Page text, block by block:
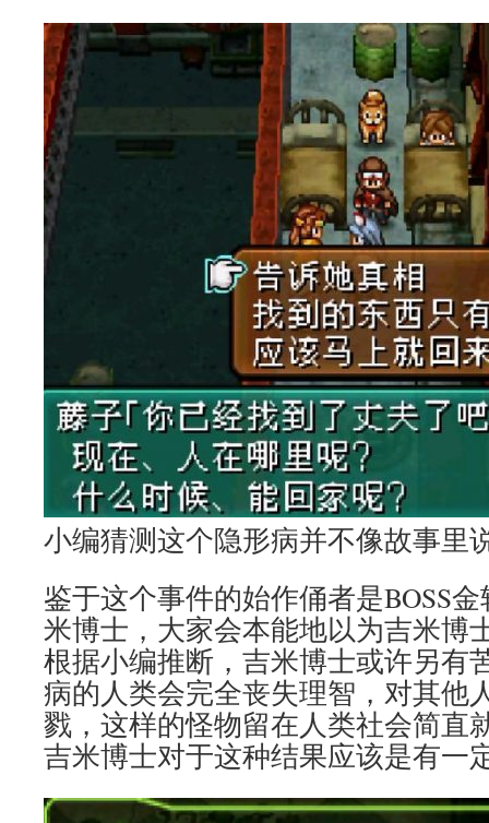
小编猜测这个隐形病并不像故事里
鉴于这个事件的始作俑者是BOSS
米博士，大家会本能地以为吉米博
根据小编推断，吉米博士或许另有
病的人类会完全丧失理智，对其他
戮，这样的怪物留在人类社会简直
吉米博士对于这种结果应该是有一